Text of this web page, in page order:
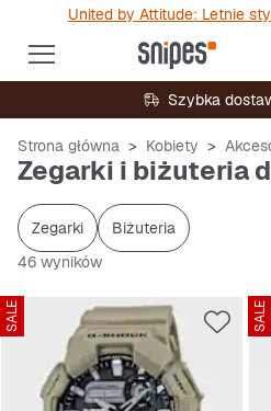
United by Attitude: Letnie
Szybka
Strona główna Kobiety
Zegarki i biżuteria
Zegarki
Biżuteria
46 wyników
SALE SALE